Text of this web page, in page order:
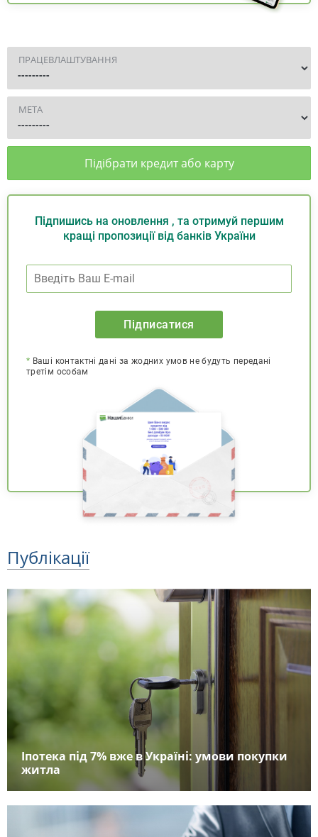
ПРАЦЕВЛАШТУВАННЯ
МЕТА
Підібрати кредит або карту
Підпишись на оновлення , та отримуй першим
кращі пропозиції від банків України
Підписатися
* Ваші контактні дані за жодних умов не будуть передані
третім особам
Публікації
Іпотека під 7% вже в Україні: умови покупки
житла